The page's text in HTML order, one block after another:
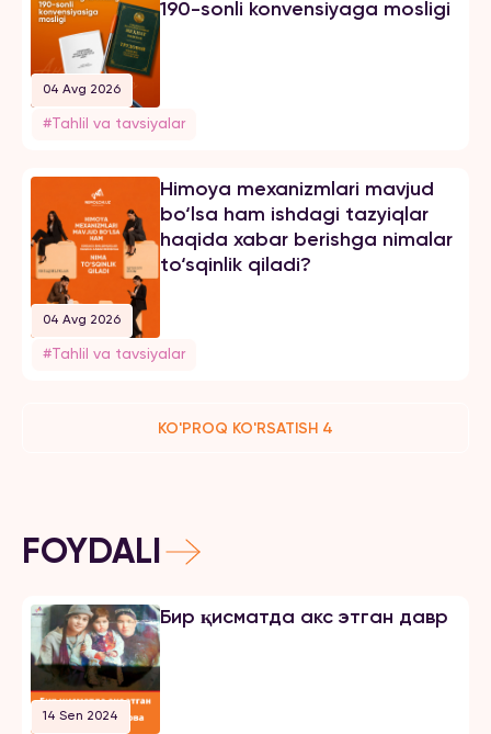
04 Avg 2026
190-sonli konvensiyaga mosligi
#Tahlil va tavsiyalar
04 Avg 2026
Himoya mexanizmlari mavjud
bo‘lsa ham ishdagi tazyiqlar
haqida xabar berishga nimalar
to‘sqinlik qiladi?
#Tahlil va tavsiyalar
KO'PROQ KO'RSATISH 4
FOYDALI
14 Sen 2024
Бир қисматда акс этган давр